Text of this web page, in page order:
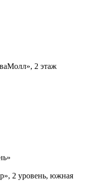
2 этаж
2 уровень, южная